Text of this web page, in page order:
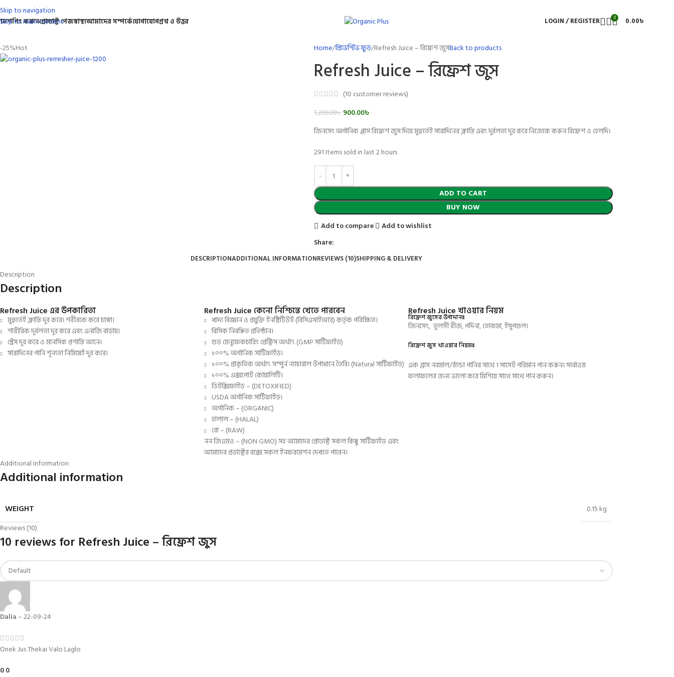
Skip to navigation
Skip to main content
শপিং করুনপ্রোডাক্ট পেজস্বাস্থ্যআমাদের সম্পর্কেযোগাযোগপ্রশ্ন ও উত্তর LOGIN / REGISTER 0 0.00৳
-25%Hot Home প্রিভেন্টিভ ফুড Refresh Juice – রিফ্রেশ জুসBack to products
Refresh Juice – রিফ্রেশ জুস
(10 customer reviews)
1,200.00৳ 900.00৳
জিনসেং অর্গানিক প্লাস রিফ্রেশ জুস দিয়ে মূহুর্তেই সারাদিনের ক্লান্তি এবং দুর্বলতা দূর করে নিজেকে করুন রিফ্রেশ ও হেলদি।
291 Items sold in last 2 hours
ADD TO CART
BUY NOW
Add to compare
Add to wishlist
Share:
DESCRIPTIONADDITIONAL INFORMATIONREVIEWS (10)SHIPPING & DELIVERY
Description
Description
Refresh Juice এর উপকারিতা
মুহুর্তেই ক্লান্তি দূর করে। শরীরকে করে চাঙ্গা।
শারীরিক দূর্বলতা দূর করে এবং এনার্জি বাড়ায়।
স্ট্রেস দূর করে ও মানসিক প্রশান্তি আনে।
সারাদিনের পানি শূন্যতা নিমিষেই দূর করে।
Refresh Juice কেনো নিশ্চিন্তে খেতে পারবেন
খাদ্য বিজ্ঞান ও প্রযুক্তি ইনষ্টিটিউট (বিসিএসাইআর) কর্তৃক পরিক্ষিত।
বিসিক নিবন্ধিত প্রতিষ্ঠান।
গুড মেনুফেকচারিং প্রেক্টিস অর্থাৎ (GMP সার্টিফাইড)
১০০% অর্গানিক সার্টিফাইড।
১০০% প্রাকৃতিক অর্থাৎ সম্পুর্ন ন্যাচারাল উপাধানে তৈরি। (Natural সার্টিফাইড)
১০০% এক্সপোর্ট কোয়ালিটি।
ডিটক্সিফাইড – (DETOXIFIED)
USDA অর্গানিক সার্টিফাইড।
অর্গানিক – (ORGANIC)
হালাল – (HALAL)
রো – (RAW)
নন জিএমও – (NON GMO) সহ আমাদের প্রোডাক্ট সকল কিছু সার্টিফাইড এবং
আমাদের প্রডাক্টের বক্সে সকল ইনফরমেশন দেখতে পাবেন।
Refresh Juice খাওয়ার নিয়ম
রিফ্রেশ জুসের উপাদানঃ
জিনসেং, তুলসী বীজ, পদিনা, তোকমা, ইসুপগুল।
রিফ্রেশ জুস খাওয়ার নিয়মঃ
এক গ্লাস নরমাল/ঠান্ডা পানির সাথে 1 সাসেট পরিমান পান করুন। সর্বোওম
ফলাফলের জন্য ভালো করে মিশিয়ে সাথে সাথে পান করুন।
Additional information
Additional information
WEIGHT
0.15 kg
Reviews (10)
10 reviews for Refresh Juice – রিফ্রেশ জুস
Dalia–22-09-24
Onek Jus Thekai Valo Laglo
00